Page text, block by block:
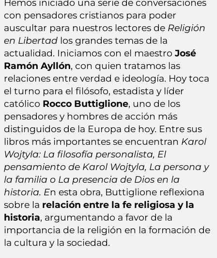
Hemos iniciado una serie de conversaciones
con pensadores cristianos para poder
auscultar para nuestros lectores de Religión
en Libertad los grandes temas de la
actualidad. Iniciamos con el maestroJosé
Ramón Ayllón, con quien tratamos las
relaciones entre verdad e ideología. Hoy toca
el turno para el filósofo, estadista y líder
católico Rocco Buttiglione, uno de los
pensadores y hombres de acción más
distinguidos de la Europa de hoy. Entre sus
libros más importantes se encuentran Karol
Wojtyla: La filosofía personalista, El
pensamiento de Karol Wojtyla, La persona y
la familia o La presencia de Dios en la
historia. En esta obra, Buttiglione reflexiona
sobre la relación entre la fe religiosa y la
historia, argumentando a favor de la
importancia de la religión en la formación de
la cultura y la sociedad.